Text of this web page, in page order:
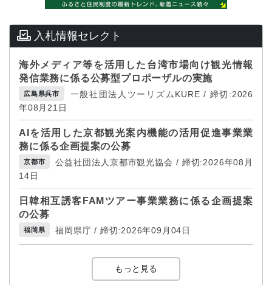
入札情報セレクト
海外メディア等を活用した台湾市場向け観光情報
発信業務に係る公募型プロポーザルの実施
広島県呉市
一般社団法人ツーリズムKURE / 締切:2026
年08月21日
AIを活用した京都観光案内機能の活用促進事業業
務に係る企画提案の公募
京都市
公益社団法人京都市観光協会 / 締切:2026年08月
14日
日韓相互誘客FAMツアー事業業務に係る企画提案
の公募
福岡県 福岡県庁 / 締切:2026年09月04日
もっと見る